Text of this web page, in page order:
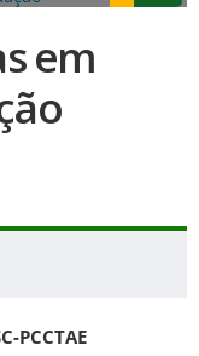
em
PCCTAE